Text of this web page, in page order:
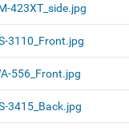
423XT_side.jpg
3110_Front.jpg
556_Front.jpg
3415_Back.jpg